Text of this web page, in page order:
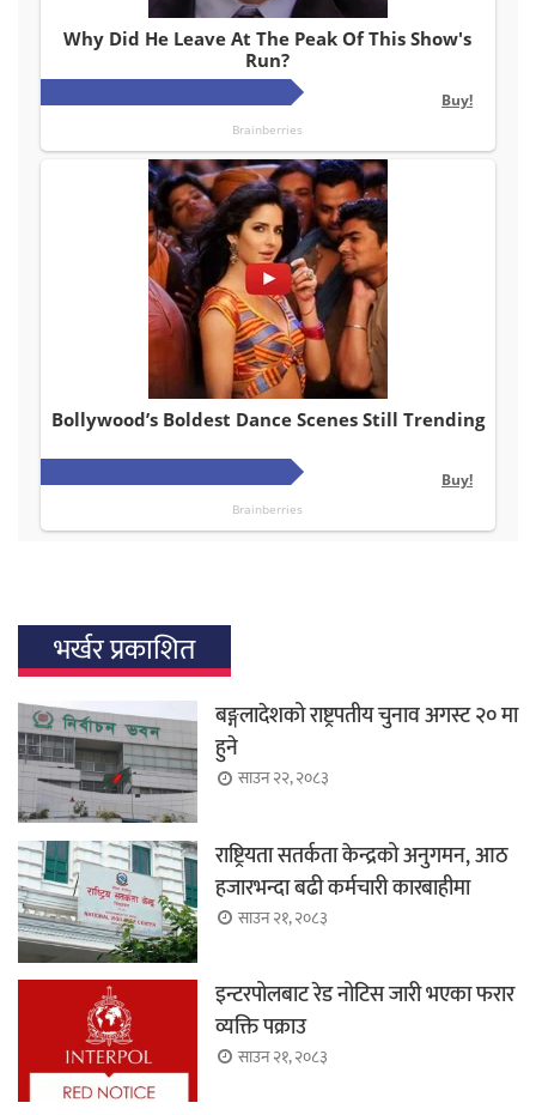
भर्खर प्रकाशित
बङ्गलादेशको राष्ट्रपतीय चुनाव अगस्ट २० मा
हुने
साउन २२, २०८३
राष्ट्रियता सतर्कता केन्द्रको अनुगमन, आठ
हजारभन्दा बढी कर्मचारी कारबाहीमा
साउन २१, २०८३
इन्टरपोलबाट रेड नोटिस जारी भएका फरार
व्यक्ति पक्राउ
साउन २१, २०८३